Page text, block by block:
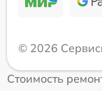
© 2026
Стоимость